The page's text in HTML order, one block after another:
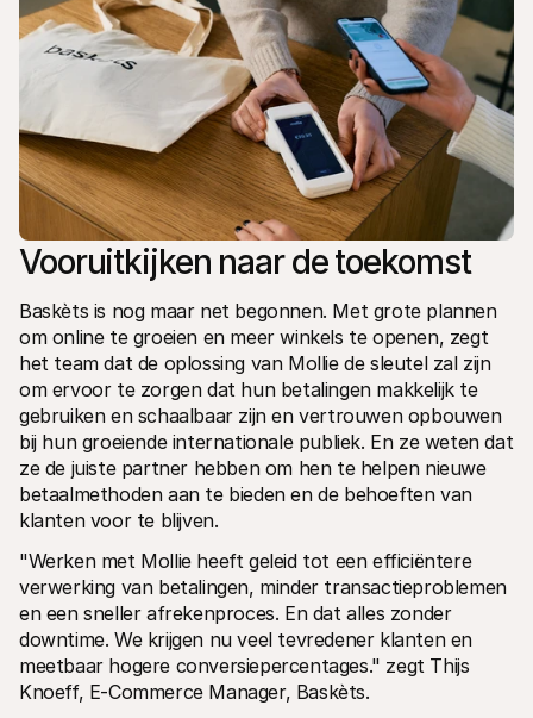
Vooruitkijken naar de toekomst
Baskèts is nog maar net begonnen. Met grote plannen
om online te groeien en meer winkels te openen, zegt
het team dat de oplossing van Mollie de sleutel zal zijn
om ervoor te zorgen dat hun betalingen makkelijk te
gebruiken en schaalbaar zijn en vertrouwen opbouwen
bij hun groeiende internationale publiek. En ze weten dat
ze de juiste partner hebben om hen te helpen nieuwe
betaalmethoden aan te bieden en de behoeften van
klanten voor te blijven.
"Werken met Mollie heeft geleid tot een efficiëntere
verwerking van betalingen, minder transactieproblemen
en een sneller afrekenproces. En dat alles zonder
downtime. We krijgen nu veel tevredener klanten en
meetbaar hogere conversiepercentages." zegt Thijs
Knoeff, E-Commerce Manager, Baskèts.